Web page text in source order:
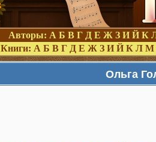
Авторы: А Б В Г Д Е Ж З И Й К
Книги: А Б В Г Д Е Ж З И Й К Л М
Ольга